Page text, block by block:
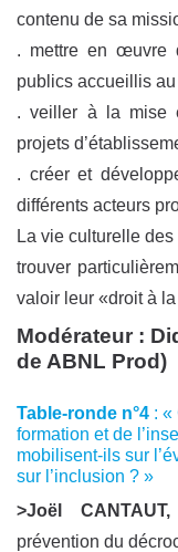
contenu de sa
. mettre en œuvre
publics accueillis
. veiller à la mise
projets
. créer et
différents acteurs
La vie culturelle
trouver
valoir leur «droit à
Modérateur :
de ABNL Prod)
Table-ronde n°4 : «
formation et de
mobilisent-ils sur
sur l’inclusion ? »
>Joël CANTAUT,
prévention du